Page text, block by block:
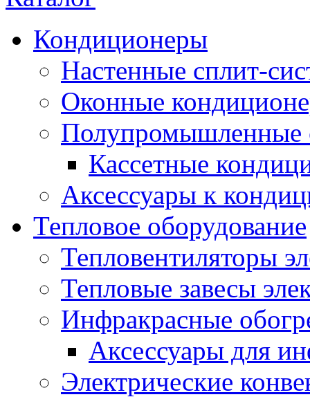
Кондиционеры
Настенные сплит-
Оконные
Полупромышленные
Кассетные
Аксессуары к
Тепловое оборудование
Тепловентиляторы
Тепловые завесы
Инфракрасные
Аксессуары для
Электрические